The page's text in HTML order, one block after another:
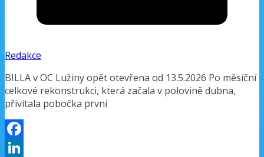
Redakce
BILLA v OC Lužiny opět otevřena od 13.5.2026 Po měsíční
celkové rekonstrukci, která začala v polovině dubna,
přivítala pobočka první
Facebook